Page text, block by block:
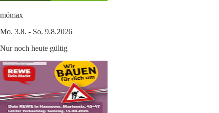
mömax
Mo. 3.8. - So. 9.8.2026
Nur noch heute gültig